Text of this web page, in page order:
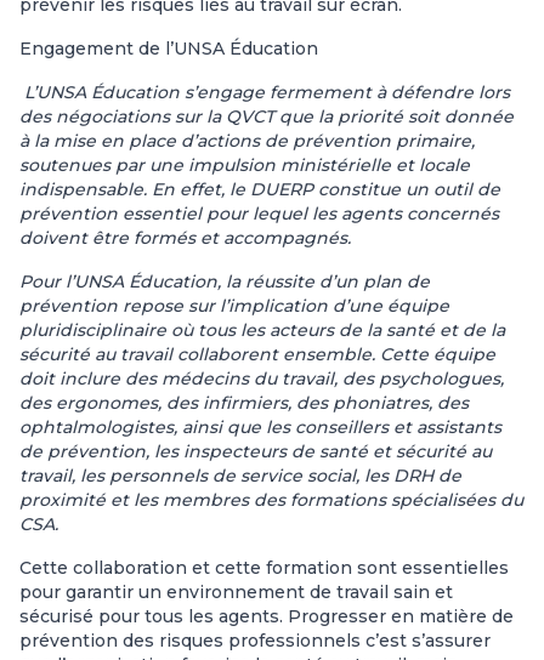
prévenir les risques liés au travail sur écran.
Engagement de l’UNSA Éducation
L’UNSA Éducation s’engage fermement à défendre lors
des négociations sur la QVCT que la priorité soit donnée
à la mise en place d’actions de prévention primaire,
soutenues par une impulsion ministérielle et locale
indispensable. En effet, le DUERP constitue un outil de
prévention essentiel pour lequel les agents concernés
doivent être formés et accompagnés.
Pour l’UNSA Éducation, la réussite d’un plan de
prévention repose sur l’implication d’une équipe
pluridisciplinaire où tous les acteurs de la santé et de la
sécurité au travail collaborent ensemble. Cette équipe
doit inclure des médecins du travail, des psychologues,
des ergonomes, des infirmiers, des phoniatres, des
ophtalmologistes, ainsi que les conseillers et assistants
de prévention, les inspecteurs de santé et sécurité au
travail, les personnels de service social, les DRH de
proximité et les membres des formations spécialisées du
CSA.
Cette collaboration et cette formation sont essentielles
pour garantir un environnement de travail sain et
sécurisé pour tous les agents. Progresser en matière de
prévention des risques professionnels c’est s’assurer